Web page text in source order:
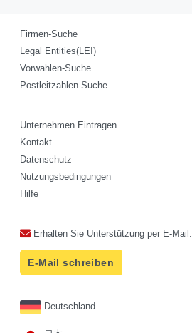
Firmen-Suche
Legal Entities(LEI)
Vorwahlen-Suche
Postleitzahlen-Suche
Unternehmen Eintragen
Kontakt
Datenschutz
Nutzungsbedingungen
Hilfe
Erhalten Sie Unterstützung per E-Mail:
E-Mail schreiben
Deutschland